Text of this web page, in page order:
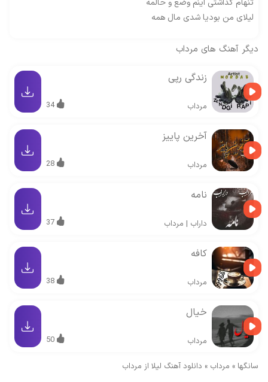
تنهام گذاشتی اینم وضع و حالمه
لیلای من بودیا شدی مال همه
دیگر آهنگ های مرداب
زندگی رپی
مرداب 34
آخرین پاییز
مرداب 28
نامه
داراب | مرداب 37
کافه
مرداب 38
خیال
مرداب 50
سانگها » مرداب » دانلود آهنگ لیلا از مرداب